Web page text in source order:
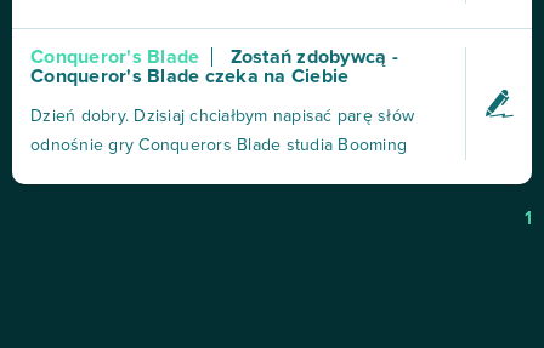
globalnie 5 kwietnia 2020 roku. Produkcja zabiera
graczy w świat średniowiecznych bitew
oblężniczych, w którym każdy gracz wciela się w rolę
wodza, dowodzącego własną a...
Conqueror's Blade
Zostań zdobywcą -
Conqueror's Blade czeka na Ciebie
Dzień dobry. Dzisiaj chciałbym napisać parę słów
odnośnie gry Conquerors Blade studia Booming
1